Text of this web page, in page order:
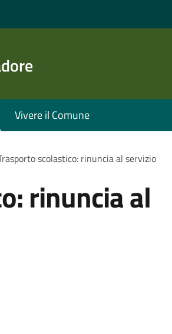
Vivere il Comune
scolastico: rinuncia al servizio
rinuncia al